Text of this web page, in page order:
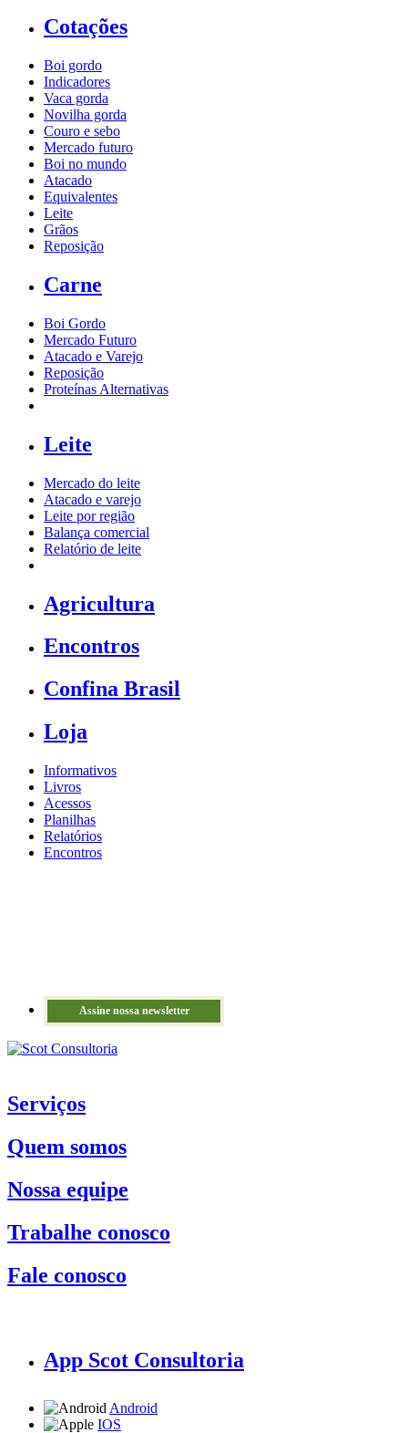
Cotações
Boi gordo
Indicadores
Vaca gorda
Novilha gorda
Couro e sebo
Mercado futuro
Boi no mundo
Atacado
Equivalentes
Leite
Grãos
Reposição
Carne
Boi Gordo
Mercado Futuro
Atacado e Varejo
Reposição
Proteínas Alternativas
Leite
Mercado do leite
Atacado e varejo
Leite por região
Balança comercial
Relatório de leite
Agricultura
Encontros
Confina Brasil
Loja
Informativos
Livros
Acessos
Planilhas
Relatórios
Encontros
Assine nossa newsletter
Serviços
Quem somos
Nossa equipe
Trabalhe conosco
Fale conosco
App Scot Consultoria
Android
IOS